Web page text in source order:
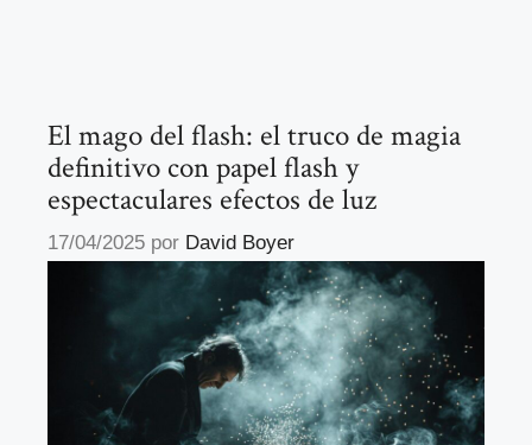
El mago del flash: el truco de magia
definitivo con papel flash y
espectaculares efectos de luz
17/04/2025 por David Boyer